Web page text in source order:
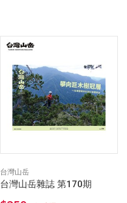
台灣山岳
台灣山岳雜誌 第170期